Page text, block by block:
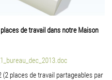
de travail dans notre Maison
(2 places de travail partageables par